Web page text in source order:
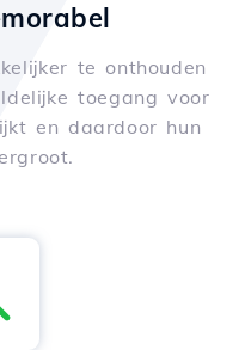
te onthouden
toegang voor
en daardoor hun